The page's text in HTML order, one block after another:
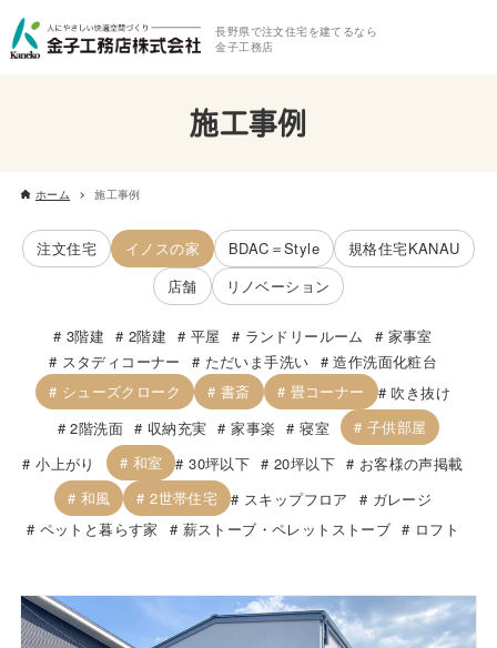
長野県で注文住宅を建てるなら
金子工務店
施工事例
ホーム 施工事例
注文住宅 イノスの家 BDAC＝Style
規格住宅KANAU
店舗
リノベーション
3階建 2階建 平屋 ランドリールーム
家事室
スタディコーナー
ただいま手洗い
造作洗面化粧台
シューズクローク
書斎 畳コーナー
吹き抜け
2階洗面
収納充実 家事楽 寝室
子供部屋
小上がり
和室 30坪以下 20坪以下
お客様の声掲載
和風
2世帯住宅 スキップフロア
ガレージ
ペットと暮らす家
薪ストーブ・ペレットストーブ ロフト